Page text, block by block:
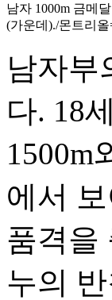
남자 1000m 금메
(가운데)./몬트리올
남자부
다. 18
1500m
에서
품격을
누의